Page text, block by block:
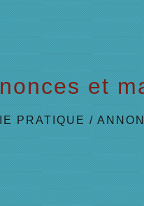
et
PRATIQUE /